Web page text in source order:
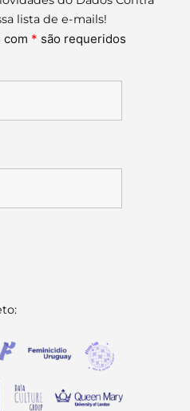
lista de e-mails!
com * são requeridos